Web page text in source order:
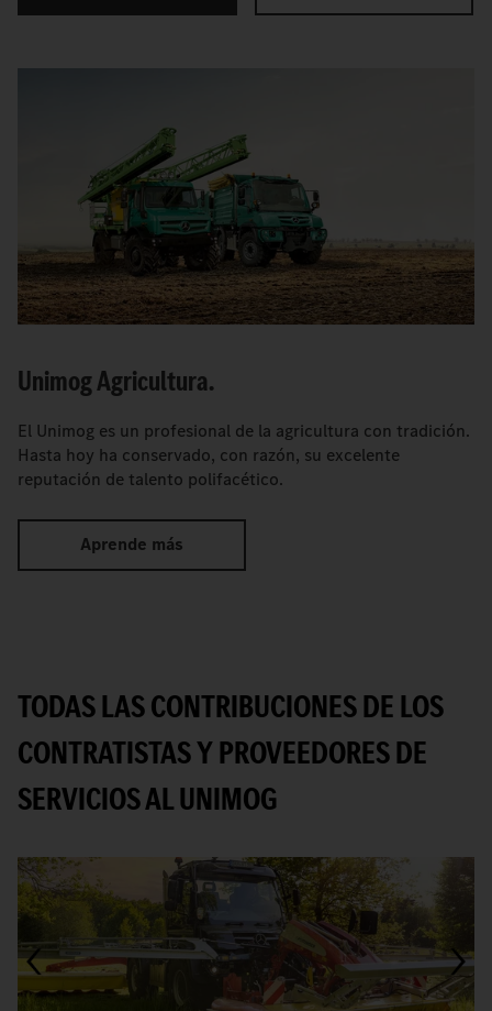
Unimog Agricultura.
El Unimog es un profesional de la agricultura con tradición.
Hasta hoy ha conservado, con razón, su excelente
reputación de talento polifacético.
Aprende más
TODAS LAS CONTRIBUCIONES DE LOS
CONTRATISTAS Y PROVEEDORES DE
SERVICIOS AL UNIMOG